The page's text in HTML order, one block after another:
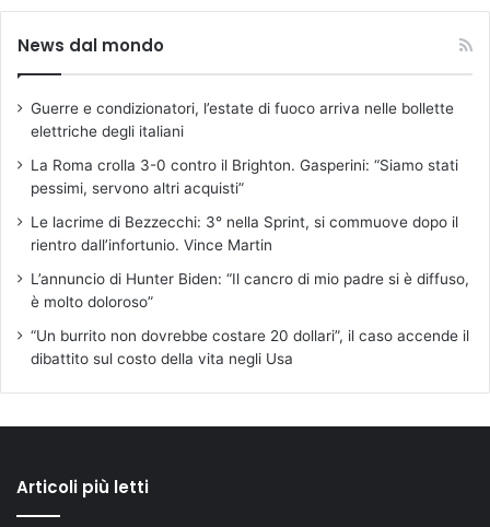
News dal mondo
Guerre e condizionatori, l’estate di fuoco arriva nelle bollette
elettriche degli italiani
La Roma crolla 3-0 contro il Brighton. Gasperini: “Siamo stati
pessimi, servono altri acquisti”
Le lacrime di Bezzecchi: 3° nella Sprint, si commuove dopo il
rientro dall’infortunio. Vince Martin
L’annuncio di Hunter Biden: “Il cancro di mio padre si è diffuso,
è molto doloroso”
“Un burrito non dovrebbe costare 20 dollari”, il caso accende il
dibattito sul costo della vita negli Usa
Articoli più letti